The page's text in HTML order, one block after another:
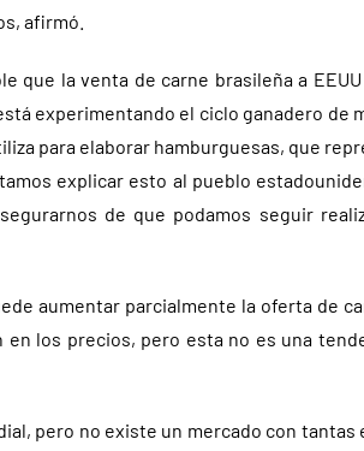
afirmó.
que la venta de carne brasileña a
experimentando el ciclo ganadero de
para elaborar hamburguesas, que
explicar esto al pueblo
de que podamos seguir
aumentar parcialmente la oferta de
los precios, pero esta no es una
pero no existe un mercado con tantas